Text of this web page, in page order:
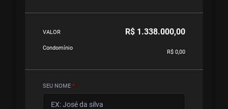
VALOR R$ 1.338.000,00
Condomínio
R$ 0,00
SEU NOME *